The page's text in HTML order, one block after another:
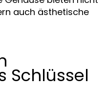
auch ästhetische
Schlüssel